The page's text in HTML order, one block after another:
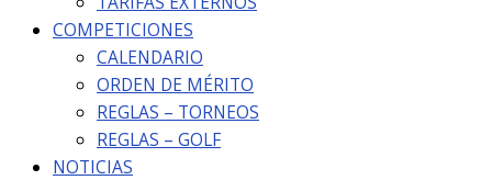
COMPETICIONES
CALENDARIO
ORDEN DE MÉRITO
REGLAS – TORNEOS
REGLAS – GOLF
NOTICIAS